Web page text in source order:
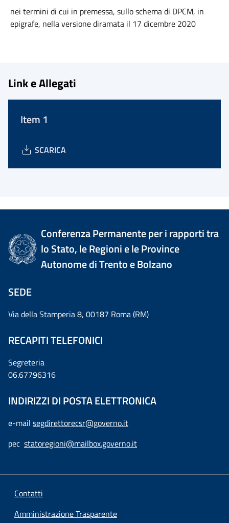
nei termini di cui in premessa, sullo schema di DPCM, in
epigrafe, nella versione diramata il 17 dicembre 2020
Link e Allegati
Item 1
SCARICA
Conferenza Permanente per i rapporti tra
lo Stato, le Regioni e le Province
Autonome di Trento e Bolzano
SEDE
Via della Stamperia 8, 00187 Roma (RM)
RECAPITI TELEFONICI
Segreteria
06.67796316
INDIRIZZI DI POSTA ELETTRONICA
e-mail segdirettorecsr@governo.it
pec statoregioni@mailbox.governo.it
Contatti
Amministrazione Trasparente